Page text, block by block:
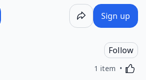
Sign up
Follow
1 item